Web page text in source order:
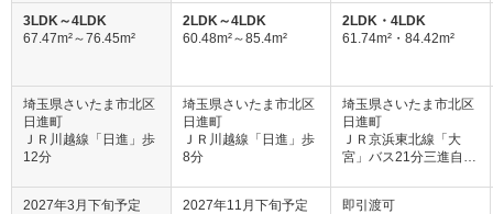
3LDK～4LDK
67.47m²～76.45m²
埼玉県さいたま市北区
日進町
ＪＲ川越線「日進」歩
12分
2027年3月下旬予定
2LDK～4LDK
60.48m²～85.4m²
埼玉県さいたま市北区
日進町
ＪＲ川越線「日進」歩
8分
2027年11月下旬予定
2LDK・4LDK
61.74m²・84.42m²
埼玉県さいたま市北区
日進町
ＪＲ京浜東北線「大
宮」バス21分三進自動
即引渡可